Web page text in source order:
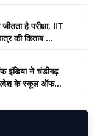
है परीक्षा, IIT
की किताब ...
इंडिया ने चंडीगढ़
प्रदेश के स्कूल ऑफ...